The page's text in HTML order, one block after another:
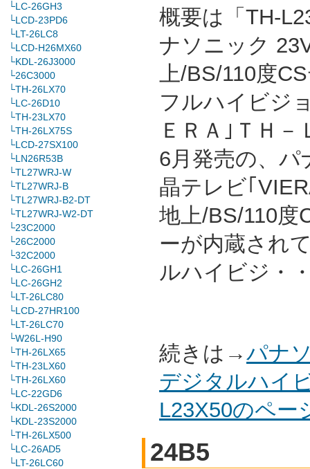
概要は「TH-
ナソニック
上/BS/110度
フルハイビジ
ＥＲＡ｣ＴＨ
6月発売の、パ
晶テレビ｢
地上/BS/110度
ーが内蔵され
ルハイビジ・
続きは→パナ
デジタルハイ
L23X50のペー
24B5
└LC-26GH3
└LCD-23PD6
└LT-26LC8
└LCD-H26MX60
└KDL-26J3000
└26C3000
└TH-26LX70
└LC-26D10
└TH-23LX70
└TH-26LX75S
└LCD-27SX100
└LN26R53B
└TL27WRJ-W
└TL27WRJ-B
└TL27WRJ-B2-DT
└TL27WRJ-W2-DT
└23C2000
└26C2000
└32C2000
└LC-26GH1
└LC-26GH2
└LT-26LC80
└LCD-27HR100
└LT-26LC70
└W26L-H90
└TH-26LX65
└TH-23LX60
└TH-26LX60
└LC-22GD6
└KDL-26S2000
└KDL-23S2000
└TH-26LX500
└LC-26AD5
└LT-26LC60